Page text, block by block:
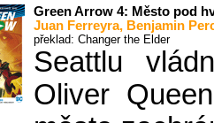
Green Arrow 4: Město pod
Juan Ferreyra, Benjamin
překlad: Changer the Elder
Seattlu
Oliver